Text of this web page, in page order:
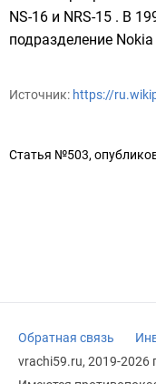
NS-16 и NRS-15 . В
подразделение
Источник: https://
Статья №503,
Обратная связь
vrachi59.ru, 2019-2026